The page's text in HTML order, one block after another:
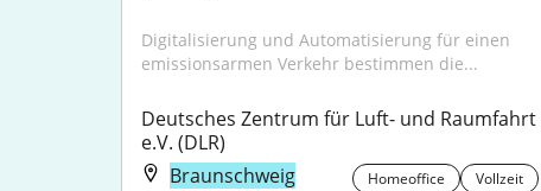
Digitalisierung und Automatisierung für einen
emissionsarmen Verkehr bestimmen die...
Deutsches Zentrum für Luft- und Raumfahrt
e.V. (DLR)
Braunschweig
Homeoffice Vollzeit